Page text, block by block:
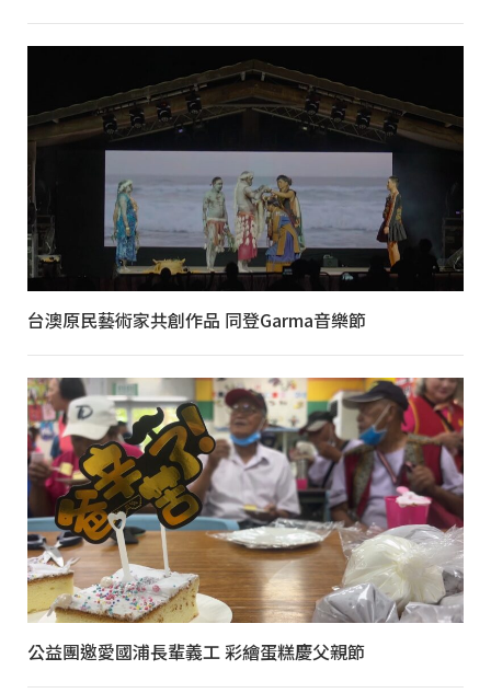
台澳原民藝術家共創作品 同登Garma音樂節
公益團邀愛國浦長輩義工 彩繪蛋糕慶父親節